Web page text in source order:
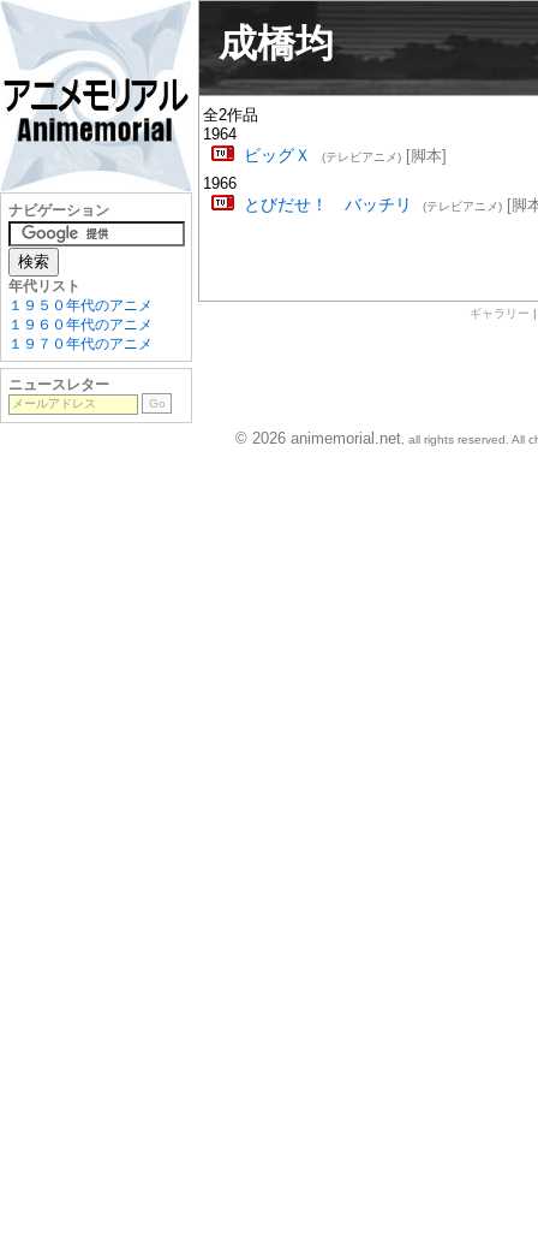
成橋均
全2作品
1964
ビッグＸ (テレビアニメ)[脚本]
1966
とびだせ！ バッチリ (テレビアニメ)[脚
ギャラリー
ナビゲーション
年代リスト
１９５０年代のアニメ
１９６０年代のアニメ
１９７０年代のアニメ
ニュースレター
© 2026 animemorial.net , all rights reserved. All